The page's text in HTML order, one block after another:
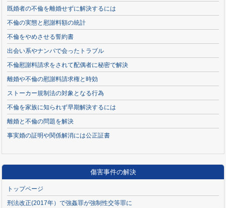
既婚者の不倫を離婚せずに解決するには
不倫の実態と慰謝料額の統計
不倫をやめさせる誓約書
出会い系やナンパで会ったトラブル
不倫慰謝料請求をされて配偶者に秘密で解決
離婚や不倫の慰謝料請求権と時効
ストーカー規制法の対象となる行為
不倫を家族に知られず早期解決するには
離婚と不倫の問題を解決
事実婚の証明や関係解消には公正証書
傷害事件の解決
トップページ
刑法改正(2017年）で強姦罪が強制性交等罪に